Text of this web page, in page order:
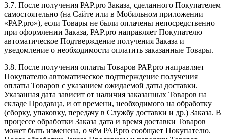
3.7. После получения РАР.pro Заказа, сделанного Покупателем
самостоятельно (на Сайте или в Мобильном приложении
«РАР.pro»), если Товары не были оплачены непосредственно
при оформлении Заказа, РАР.pro направляет Покупателю
автоматическое Подтверждение получения Заказа и
уведомление о необходимости оплатить заказанные Товары.
3.8. После получения оплаты Товаров РАР.pro направляет
Покупателю автоматическое подтверждение получения
оплаты Товаров с указанием ожидаемой даты доставки.
Указанная дата зависит от наличия заказанных Товаров на
складе Продавца, и от времени, необходимого на обработку
(сборку, упаковку, передачу в Службу доставки и др.) Заказа. В
процессе обработки Заказа дата и время доставки Товаров
может быть изменена, о чём РАР.pro сообщает Покупателю.